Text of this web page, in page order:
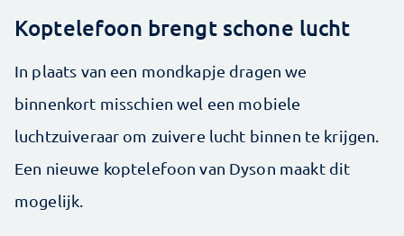
Koptelefoon brengt schone lucht
In plaats van een mondkapje dragen we
binnenkort misschien wel een mobiele
luchtzuiveraar om zuivere lucht binnen te krijgen.
Een nieuwe koptelefoon van Dyson maakt dit
mogelijk.